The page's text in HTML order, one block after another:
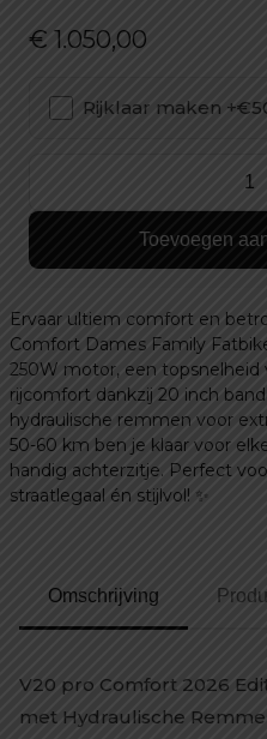
€ 1.050,00
Rijklaar maken
Comfort
bike
2026
Edition
inclusief
Achter
Kinderzitje
aantal
Toevoegen
Ervaar ultiem comfort en
Comfort Dames Family
250W motor, een topsnelheid
rijcomfort dankzij 20 inch
hydraulische remmen voor
50-60 km ben je klaar voor
handig achterzitje. Perfect
straatlegaal én stijlvol! ✨
Omschrijving
V20 pro Comfort 2026
met Hydraulische